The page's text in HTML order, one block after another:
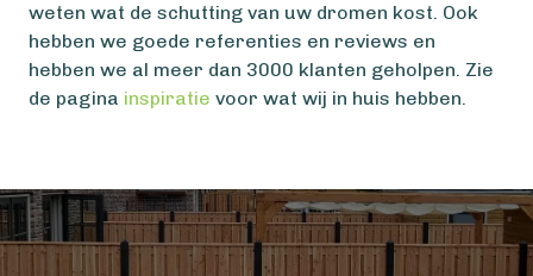
weten wat de schutting van uw dromen kost. Ook
hebben we goede referenties en reviews en
hebben we al meer dan 3000 klanten geholpen. Zie
de pagina inspiratie voor wat wij in huis hebben.